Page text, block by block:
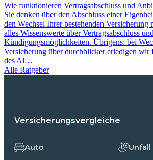
Wie funktionieren Vertragsabschluss und
Sie denken über den Abschluss einer
den Wechsel Ihrer bestehenden Versicherung
alles Wissenswerte über Vertragsabschluss und
Kündigungsmöglichkeiten. Übrigens: bei
Versicherung über durchblicker erledigen
des Al…
Alle Ratgeber
Versicherungsvergleiche
Auto
Unfall